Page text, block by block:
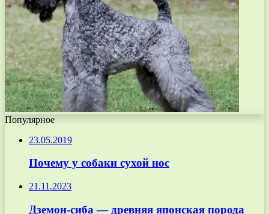
Популярное
23.05.2019
Почему у собаки сухой нос
21.11.2023
Дземон-сиба — древняя японская порода